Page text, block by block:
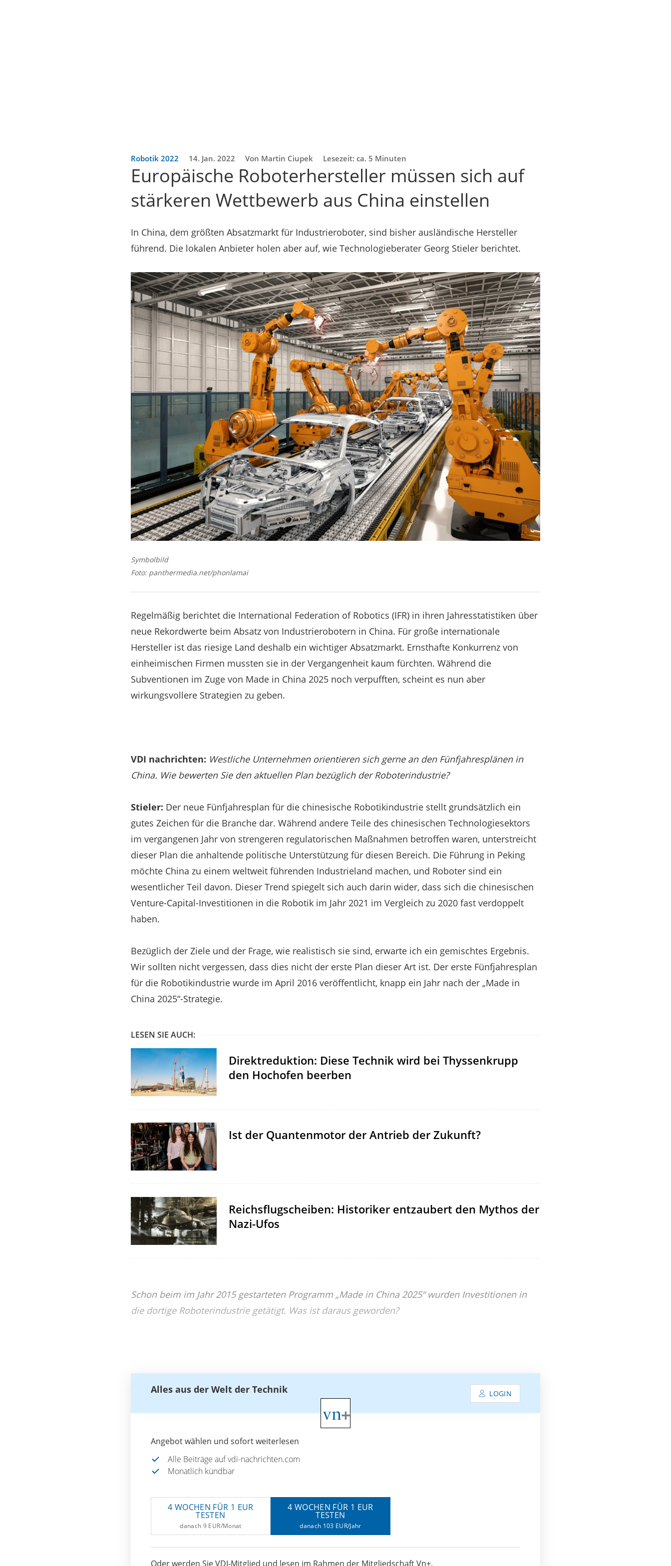
Robotik 2022 14. Jan. 2022 Von Martin Ciupek Lesezeit: ca. 5 Minuten
Europäische Roboterhersteller müssen sich auf
stärkeren Wettbewerb aus China einstellen
In China, dem größten Absatzmarkt für Industrieroboter, sind bisher ausländische Hersteller
führend. Die lokalen Anbieter holen aber auf, wie Technologieberater Georg Stieler berichtet.
Symbolbild
Foto: panthermedia.net/phonlamai
Regelmäßig berichtet die International Federation of Robotics (IFR) in ihren Jahresstatistiken über
neue Rekordwerte beim Absatz von Industrierobotern in China. Für große internationale
Hersteller ist das riesige Land deshalb ein wichtiger Absatzmarkt. Ernsthafte Konkurrenz von
einheimischen Firmen mussten sie in der Vergangenheit kaum fürchten. Während die
Subventionen im Zuge von Made in China 2025 noch verpufften, scheint es nun aber
wirkungsvollere Strategien zu geben.
VDI nachrichten: Westliche Unternehmen orientieren sich gerne an den Fünfjahresplänen in
China. Wie bewerten Sie den aktuellen Plan bezüglich der Roboterindustrie?
Stieler: Der neue Fünfjahresplan für die chinesische Robotikindustrie stellt grundsätzlich ein
gutes Zeichen für die Branche dar. Während andere Teile des chinesischen Technologiesektors
im vergangenen Jahr von strengeren regulatorischen Maßnahmen betroffen waren, unterstreicht
dieser Plan die anhaltende politische Unterstützung für diesen Bereich. Die Führung in Peking
möchte China zu einem weltweit führenden Industrieland machen, und Roboter sind ein
wesentlicher Teil davon. Dieser Trend spiegelt sich auch darin wider, dass sich die chinesischen
Venture-Capital-Investitionen in die Robotik im Jahr 2021 im Vergleich zu 2020 fast verdoppelt
haben.
Bezüglich der Ziele und der Frage, wie realistisch sie sind, erwarte ich ein gemischtes Ergebnis.
Wir sollten nicht vergessen, dass dies nicht der erste Plan dieser Art ist. Der erste Fünfjahresplan
für die Robotikindustrie wurde im April 2016 veröffentlicht, knapp ein Jahr nach der „Made in
China 2025“-Strategie.
LESEN SIE AUCH:
Direktreduktion: Diese Technik wird bei Thyssenkrupp
den Hochofen beerben
Ist der Quantenmotor der Antrieb der Zukunft?
Reichsflugscheiben: Historiker entzaubert den Mythos der
Nazi-Ufos
Schon beim im Jahr 2015 gestarteten Programm „Made in China 2025“ wurden Investitionen in
die dortige Roboterindustrie getätigt. Was ist daraus geworden?
Alles aus der Welt der Technik LOGIN
Angebot wählen und sofort weiterlesen
Alle Beiträge auf vdi-nachrichten.com
Monatlich kündbar
4 WOCHEN FÜR 1 EUR
TESTEN
danach 9 EUR/Monat
4 WOCHEN FÜR 1 EUR
TESTEN
danach 103 EUR/Jahr
Oder werden Sie VDI-Mitglied und lesen im Rahmen der Mitgliedschaft Vn+.